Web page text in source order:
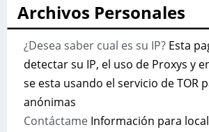
Archivos Personales
¿Desea saber cual es su IP?Esta
detectar su IP, el uso de Proxys y
se esta usando el servicio de TOR
anónimas
ContáctameInformación para